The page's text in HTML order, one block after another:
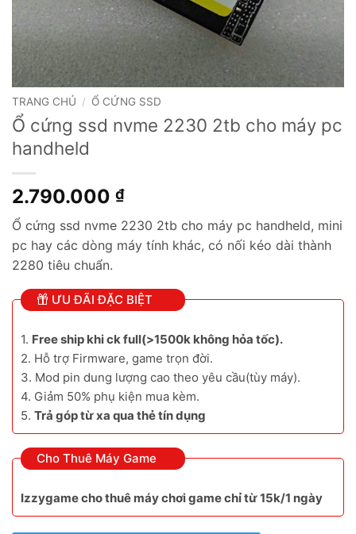
TRANG CHỦ / Ổ CỨNG SSD
Ổ cứng ssd nvme 2230 2tb cho máy pc
handheld
2.790.000 ₫
Ổ cứng ssd nvme 2230 2tb cho máy pc handheld, mini
pc hay các dòng máy tính khác, có nối kéo dài thành
2280 tiêu chuẩn.
ƯU ĐÃI ĐẶC BIỆT
1. Free ship khi ck full(>1500k không hỏa tốc).
2. Hỗ trợ Firmware, game trọn đời.
3. Mod pin dung lượng cao theo yêu cầu(tùy máy).
4. Giảm 50% phụ kiện mua kèm.
5. Trả góp từ xa qua thẻ tín dụng
Cho Thuê Máy Game
Izzygame cho thuê máy chơi game chỉ từ 15k/1 ngày